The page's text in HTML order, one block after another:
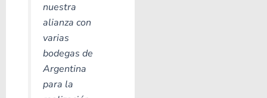
nuestra
alianza con
varias
bodegas de
Argentina
para la